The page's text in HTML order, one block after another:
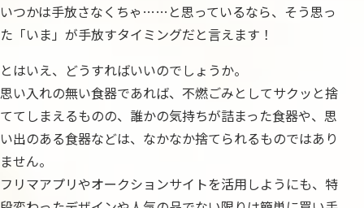
いつかは手放さなくちゃ……と思っているなら、そう思っ
た「いま」が手放すタイミングだと言えます！
とはいえ、どうすればいいのでしょうか。
思い入れの無い食器であれば、不燃ごみとしてサクッと捨
ててしまえるものの、誰かの気持ちが詰まった食器や、思
い出のある食器などは、なかなか捨てられるものではあり
ません。
フリマアプリやオークションサイトを活用しようにも、特